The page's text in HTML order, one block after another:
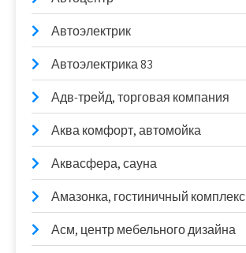
Автоэлектрик
Автоэлектрика 83
Адв-трейд, торговая компания
Аква комфорт, автомойка
Аквасфера, сауна
Амазонка, гостиничный комплекс
Асм, центр мебельного дизайна